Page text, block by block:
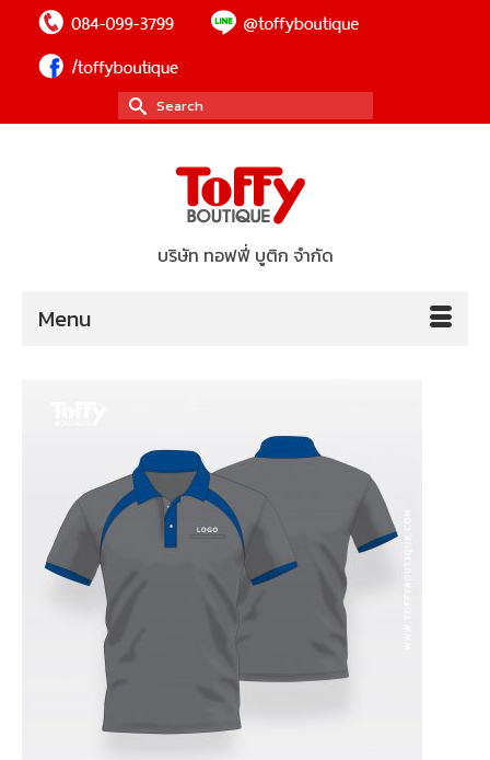
Search
for:
บริษัท ทอฟฟี่ บูติก จำกัด
Menu